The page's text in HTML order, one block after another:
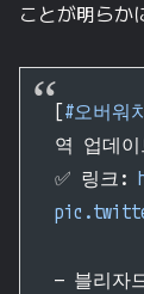
ことが明らか
[#오버워
역 업데이
✅ 링크:
— 블리자